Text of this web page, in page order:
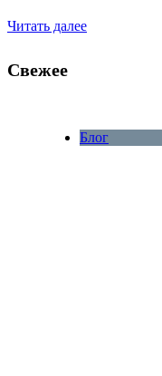
Читать далее
Свежее
Блог